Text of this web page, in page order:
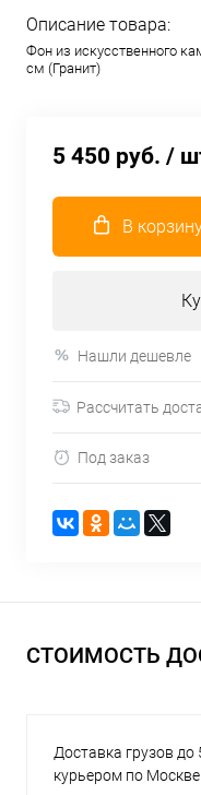
Описание товара:
Фон из искусственного
см (Гранит)
5 450 руб. /
В
Нашли дешевле
Рассчитать
Под заказ
СТОИМОСТЬ
Доставка грузов до
курьером по Москве